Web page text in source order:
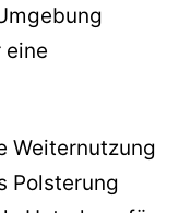
eine
Weiternutzung
Polsterung